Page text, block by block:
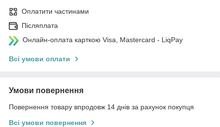
Оплатити частинами
Післяплата
Онлайн-оплата карткою Visa, Mastercard - LiqPay
Всі умови оплати
Умови повернення
Повернення товару впродовж 14 днів за рахунок покупця
Всі умови повернення